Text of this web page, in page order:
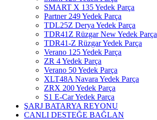
SMART X 135 Yedek Parça
Partner 249 Yedek Parça
TDL25Z Derya Yedek Parça
TDR41Z Rüzgar New Yedek Parça
TDR41-Z Rüzgar Yedek Parça
Verano 125 Yedek Parça
ZR 4 Yedek Parça
Verano 50 Yedek Parça
XLT48A Navara Yedek Parça
ZRX 200 Yedek Parça
S1 E-Car Yedek Parça
ŞARJ BATARYA REYONU
CANLI DESTEĞE BAĞLAN